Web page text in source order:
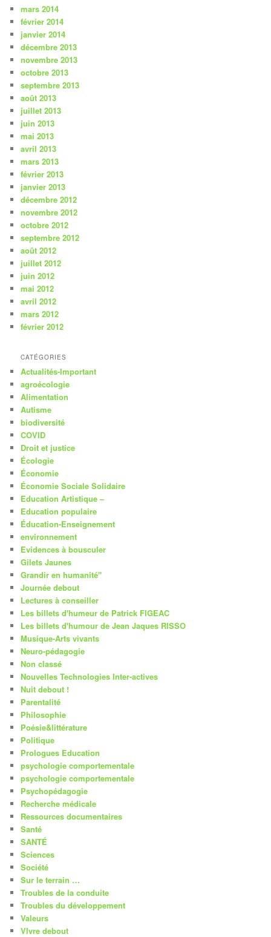
mars 2014
février 2014
janvier 2014
décembre 2013
novembre 2013
octobre 2013
septembre 2013
août 2013
juillet 2013
juin 2013
mai 2013
avril 2013
mars 2013
février 2013
janvier 2013
décembre 2012
novembre 2012
octobre 2012
septembre 2012
août 2012
juillet 2012
juin 2012
mai 2012
avril 2012
mars 2012
février 2012
CATÉGORIES
Actualités-Important
agroécologie
Alimentation
Autisme
biodiversité
COVID
Droit et justice
Écologie
Économie
Économie Sociale Solidaire
Education Artistique –
Education populaire
Éducation-Enseignement
environnement
Evidences à bousculer
Gilets Jaunes
Grandir en humanité"
Journée debout
Lectures à conseiller
Les billets d'humeur de Patrick FIGEAC
Les billets d'humour de Jean Jaques RISSO
Musique-Arts vivants
Neuro-pédagogie
Non classé
Nouvelles Technologies Inter-actives
Nuit debout !
Parentalité
Philosophie
Poésie&littérature
Politique
Prologues Education
psychologie comportementale
psychologie comportementale
Psychopédagogie
Recherche médicale
Ressources documentaires
Santé
SANTÉ
Sciences
Société
Sur le terrain …
Troubles de la conduite
Troubles du développement
Valeurs
VIvre debout